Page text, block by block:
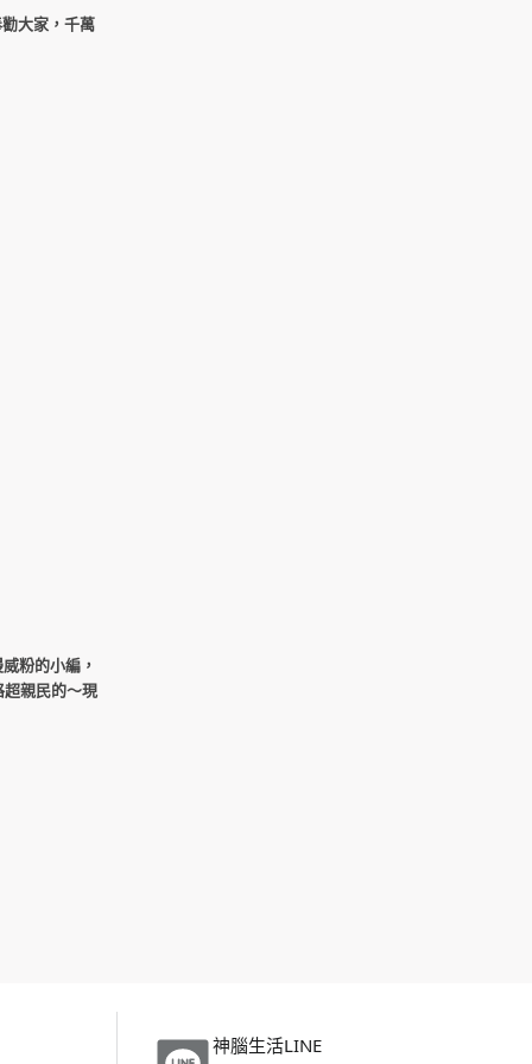
大家，千萬
粉的小編，
超親民的～現
神腦生活LINE